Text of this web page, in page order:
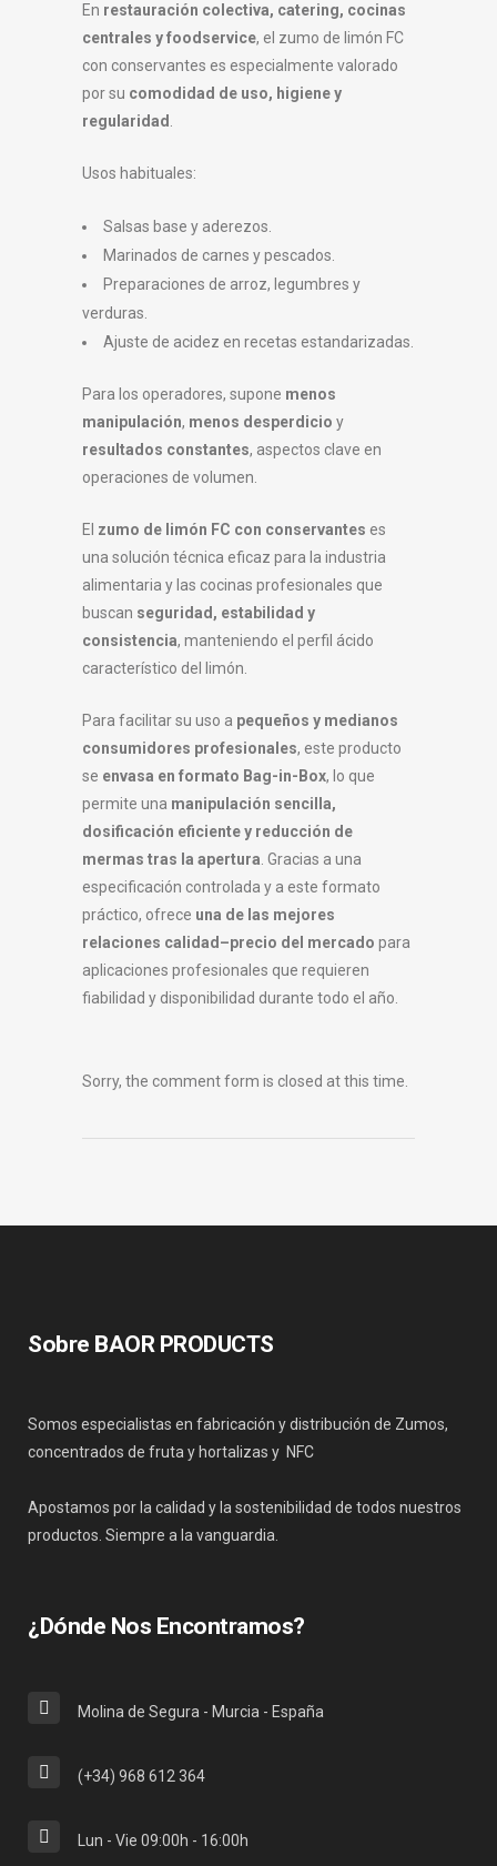
En restauración colectiva, catering, cocinas
centrales y foodservice, el zumo de limón FC
con conservantes es especialmente valorado
por su comodidad de uso, higiene y
regularidad
Usos habituales:
Salsas base y aderezos.
Marinados de carnes y pescados.
Preparaciones de arroz, legumbres y
verduras.
Ajuste de acidez en recetas estandarizadas.
Para los operadores, supone menos
manipulación, menos desperdicio y
resultados constantes, aspectos clave en
operaciones de volumen.
El zumo de limón FC con conservantes es
una solución técnica eficaz para la industria
alimentaria y las cocinas profesionales que
buscan seguridad, estabilidad y
consistencia, manteniendo el perfil ácido
característico del limón.
Para facilitar su uso a pequeños y medianos
consumidores profesionales, este producto
se envasa en formato Bag-in-Box, lo que
permite una manipulación sencilla,
dosificación eficiente y reducción de
mermas tras la apertura . Gracias a una
especificación controlada y a este formato
práctico, ofrece una de las mejores
relaciones calidad–precio del mercado para
aplicaciones profesionales que requieren
fiabilidad y disponibilidad durante todo el año.
Sorry, the comment form is closed at this time.
Sobre BAOR PRODUCTS
Somos especialistas en fabricación y distribución de Zumos,
concentrados de fruta y hortalizas y NFC
Apostamos por la calidad y la sostenibilidad de todos nuestros
productos. Siempre a la vanguardia.
¿Dónde Nos Encontramos?
Molina de Segura - Murcia - España
(+34) 968 612 364
Lun - Vie 09:00h - 16:00h